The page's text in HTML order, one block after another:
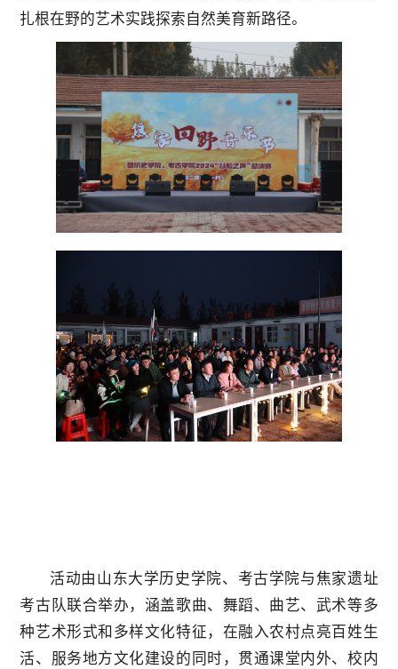
扎根在野的艺术实践探索自然美育新路径。
活动由山东大学历史学院、考古学院与焦家遗址
考古队联合举办，涵盖歌曲、舞蹈、曲艺、武术等多
种艺术形式和多样文化特征，在融入农村点亮百姓生
活、服务地方文化建设的同时，贯通课堂内外、校内